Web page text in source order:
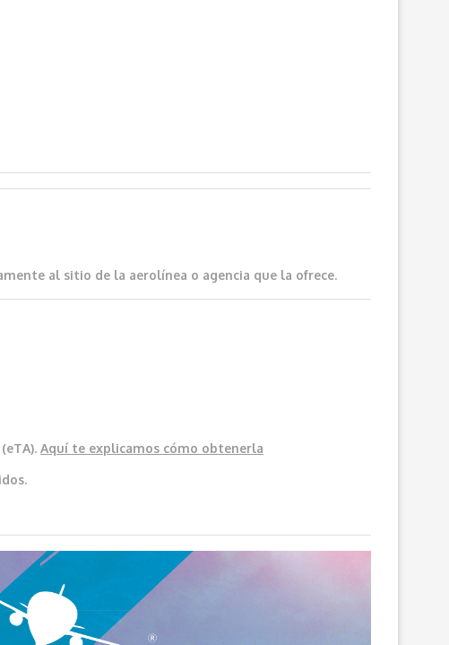
al sitio de la aerolínea o agencia que la ofrece.
Aquí te explicamos cómo obtenerla